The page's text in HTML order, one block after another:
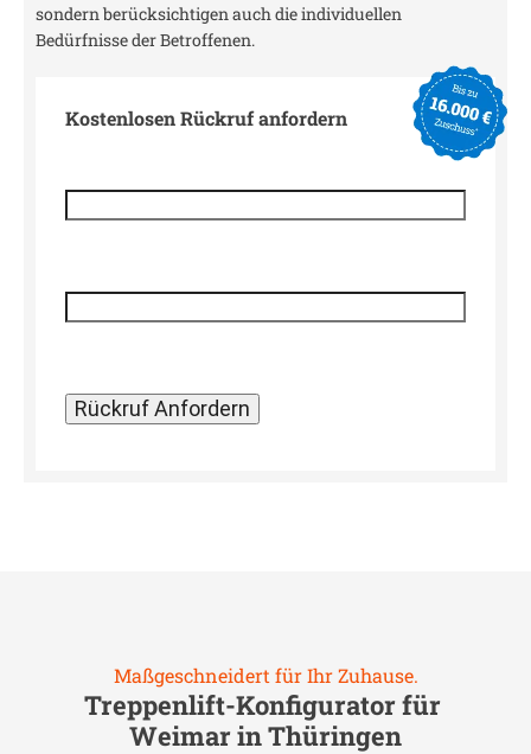
sondern berücksichtigen auch die individuellen
Bedürfnisse der Betroffenen.
Kostenlosen Rückruf anfordern
Maßgeschneidert für Ihr Zuhause.
Treppenlift-Konfigurator für
Weimar in Thüringen